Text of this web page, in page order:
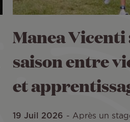
Manea Vicenti
saison entre
et
19 Juil 2026
Après un